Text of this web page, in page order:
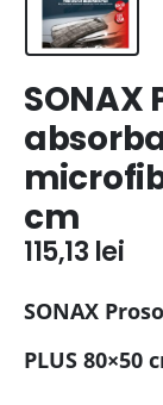
SONAX
cm
115,13 lei
SONAX
PLUS 80×50